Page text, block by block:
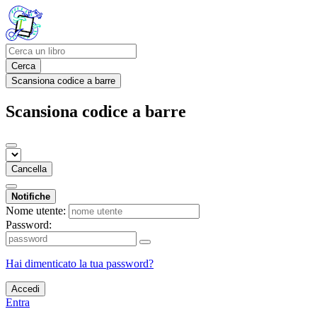
Cerca
Scansiona codice a barre
Scansiona codice a barre
Cancella
Notifiche
Nome utente:
Password:
Hai dimenticato la tua password?
Accedi
Entra